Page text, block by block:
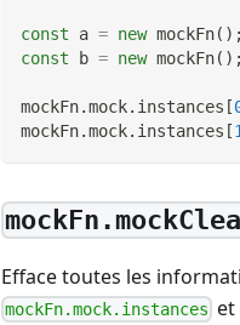
const a = new mockFn( ) ;
const b = new mockFn( ) ;
mockFn.mock. instances [
mockFn.mock. instances [
Efface toutes les
mockFn.mock.instances et